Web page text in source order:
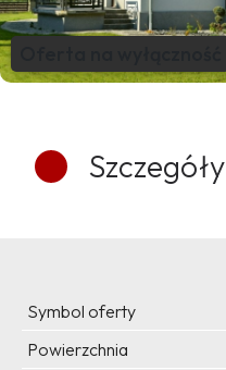
Szczegóły
Symbol oferty
Powierzchnia